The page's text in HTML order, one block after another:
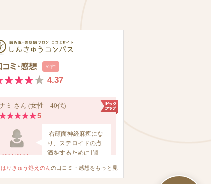
はりきゅう処えのんの口コミ・感想をもっと見